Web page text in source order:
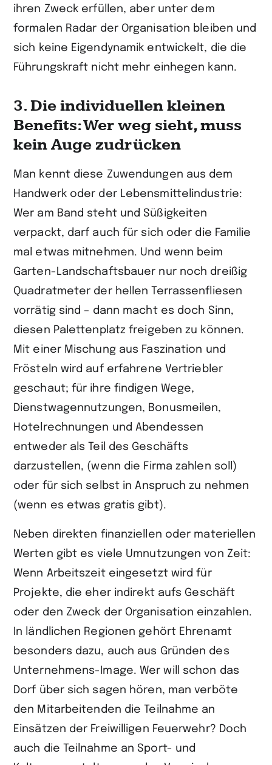
ihren Zweck erfüllen, aber unter dem
formalen Radar der Organisation bleiben und
sich keine Eigendynamik entwickelt, die die
Führungskraft nicht mehr einhegen kann.
3. Die individuellen kleinen
Benefits: Wer weg sieht, muss
kein Auge zudrücken
Man kennt diese Zuwendungen aus dem
Handwerk oder der Lebensmittel­industrie:
Wer am Band steht und Süßigkeiten
verpackt, darf auch für sich oder die Familie
mal etwas mitnehmen. Und wenn beim
Garten-Landschaftsbauer nur noch dreißig
Quadratmeter der hellen Terrassenfliesen
vorrätig sind – dann macht es doch Sinn,
diesen Palettenplatz freigeben zu können.
Mit einer Mischung aus Faszination und
Frösteln wird auf erfahrene Vertriebler
geschaut; für ihre findigen Wege,
Dienstwagennutzungen, Bonusmeilen,
Hotelrechnungen und Abendessen
entweder als Teil des Geschäfts
darzustellen, (wenn die Firma zahlen soll)
oder für sich selbst in Anspruch zu nehmen
(wenn es etwas gratis gibt).
Neben direkten finanziellen oder materiellen
Werten gibt es viele Umnutzungen von Zeit:
Wenn Arbeitszeit eingesetzt wird für
Projekte, die eher indirekt aufs Geschäft
oder den Zweck der Organisation einzahlen.
In ländlichen Regionen gehört Ehrenamt
besonders dazu, auch aus Gründen des
Unternehmens-Image. Wer will schon das
Dorf über sich sagen hören, man verböte
den Mitarbeitenden die Teilnahme an
Einsätzen der Freiwilligen Feuerwehr? Doch
auch die Teilnahme an Sport- und